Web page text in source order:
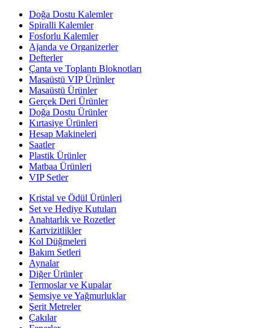
Doğa Dostu Kalemler
Spiralli Kalemler
Fosforlu Kalemler
Ajanda ve Organizerler
Defterler
Çanta ve Toplantı Bloknotları
Masaüstü VIP Ürünler
Masaüstü Ürünler
Gerçek Deri Ürünler
Doğa Dostu Ürünler
Kırtasiye Ürünleri
Hesap Makineleri
Saatler
Plastik Ürünler
Matbaa Ürünleri
VIP Setler
Kristal ve Ödül Ürünleri
Set ve Hediye Kutuları
Anahtarlık ve Rozetler
Kartvizitlikler
Kol Düğmeleri
Bakım Setleri
Aynalar
Diğer Ürünler
Termoslar ve Kupalar
Şemsiye ve Yağmurluklar
Şerit Metreler
Çakılar